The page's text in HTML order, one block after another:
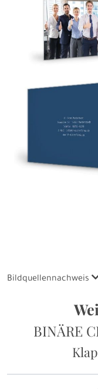
BINÄRE
Bildquellennachweis